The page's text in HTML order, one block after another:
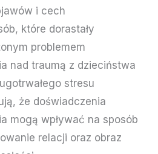
i cech
które dorastały
problemem
nad traumą z dzieciństwa
stresu
że doświadczenia
mogą wpływać na sposób
relacji oraz obraz